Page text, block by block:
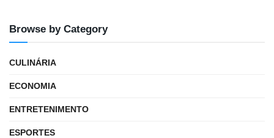
Browse by Category
CULINÁRIA
ECONOMIA
ENTRETENIMENTO
ESPORTES